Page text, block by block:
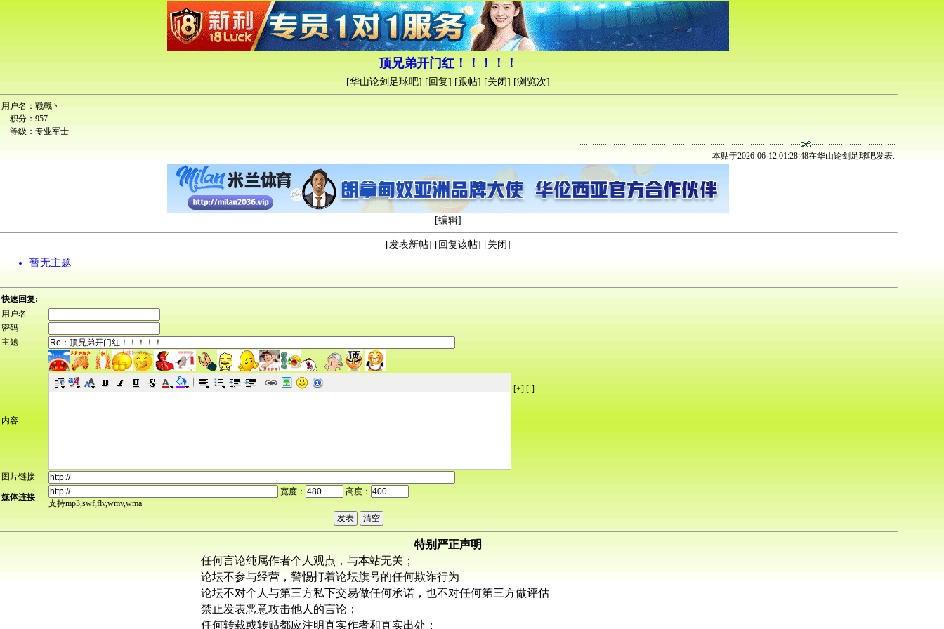
顶兄弟开门红！！！！！
[华山论剑足球吧] [回复] [跟帖] [关闭] [浏览次]
用户名： 戰戰丶
积分： 957
等级： 专业军士
本贴于2026-06-12 01:28:48在华山论剑足球吧发表.
[编辑]
[发表新帖] [ 回复该帖] [关闭]
暂无主题
快速回复:
用户名
密码
主题
内容
[+] [-]
图片链接
媒体连接
宽度：
高度：
支持mp3,swf,flv,wmv,wma
特别严正声明
任何言论纯属作者个人观点，与本站无关；
论坛不参与经营，警惕打着论坛旗号的任何欺诈行为
论坛不对个人与第三方私下交易做任何承诺，也不对任何第三方做评估
禁止发表恶意攻击他人的言论；
任何转载或转贴都应注明真实作者和真实出处；